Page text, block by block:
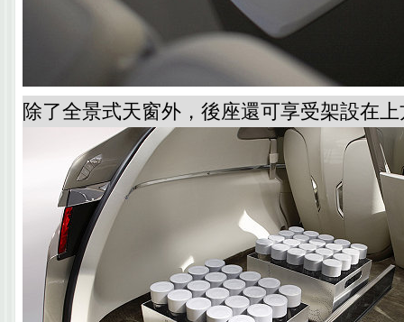
除了全景式天窗外，後座還可享受架設在